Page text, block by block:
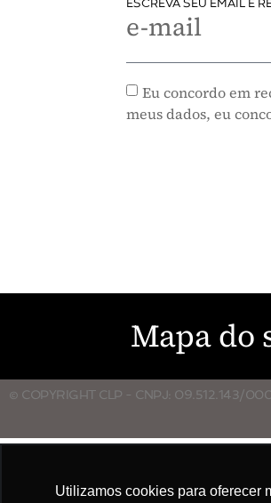
Utilizamos cookies para oferecer
ESCREVA SEU EMAIL E
e-mail
Eu concordo em
meus dados, eu
Mapa do
© COPYRIGHT CLP - CNPJ: 09.512.143/